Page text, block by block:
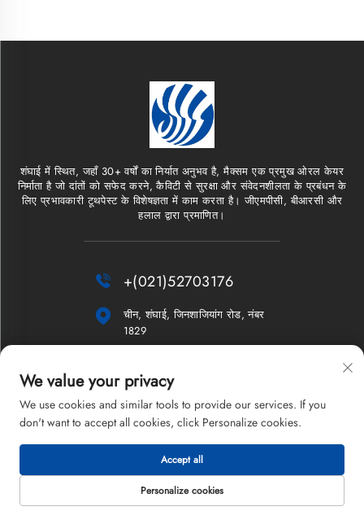
शंघाई में स्थित, जहाँ 30+ वर्षों का निर्यात अनुभव है, मैक्सम एक प्रमुख ओरल केयर
निर्माता है जो दांतों को सफेद करने, कैविटी से सुरक्षा और संवेदनशीलता के प्रबंधन के
लिए प्रभावकारी टूथपेस्ट के विशेषज्ञता में काम करता है। जीएमपीसी, बीआरसी और
हलाल द्वारा प्रमाणित।
 +(021)52703176

चीन, शंघाई, जिनशाजियांग रोड, नंबर
1829
न्यूज़लेटर
कॉपीराइट © 2026 शंघाई मैक्सम कंपनी लिमिटेड। सर्वाधिकार सुरक्षित।
We value your privacy
We use cookies and similar tools to provide our services. If you
don't want to accept all cookies, click Personalize cookies.
Personalize cookies
Accept all